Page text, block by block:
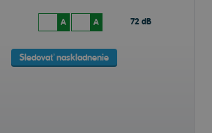
A A 72 dB
Sledovať naskladnenie